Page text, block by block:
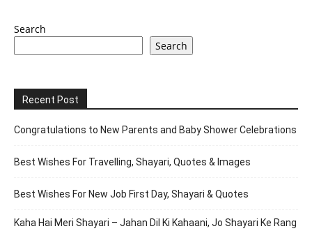
Search
Search
Recent Post
Congratulations to New Parents and Baby Shower Celebrations
Best Wishes For Travelling, Shayari, Quotes & Images
Best Wishes For New Job First Day, Shayari & Quotes
Kaha Hai Meri Shayari – Jahan Dil Ki Kahaani, Jo Shayari Ke Rang